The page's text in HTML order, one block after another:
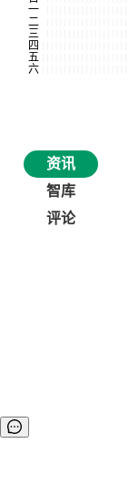
资讯
智库
评论